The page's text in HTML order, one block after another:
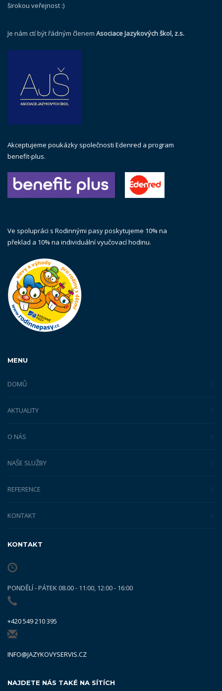
širokou veřejnost :)
Je nám ctí být řádným členem Asociace Jazykových škol, z.s.
Akceptujeme poukázky společnosti Edenred a program
benefit-plus.
Ve spolupráci s Rodinnými pasy poskytujeme 10% na
překlad a 10% na individuální vyučovací hodinu.
MENU
DOMŮ
AKTUALITY
O NÁS
NAŠE SLUŽBY
REFERENCE
KONTAKT
KONTAKT
PONDĚLÍ - PÁTEK 08.00 - 11:00, 12:00 - 16:00
+420 549 210 395
INFO@JAZYKOVYSERVIS.CZ
NAJDETE NÁS TAKÉ NA SÍTÍCH